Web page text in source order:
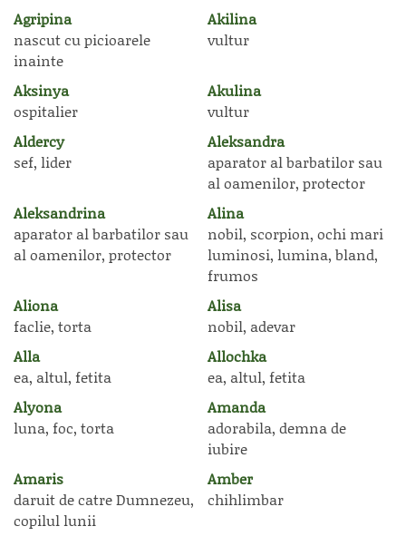
Agripina
nascut cu picioarele
inainte
Akilina
vultur
Aksinya
ospitalier
Akulina
vultur
Aldercy
sef, lider
Aleksandra
aparator al barbatilor sau
al oamenilor, protector
Aleksandrina
aparator al barbatilor sau
al oamenilor, protector
Alina
nobil, scorpion, ochi mari
luminosi, lumina, bland,
frumos
Aliona
faclie, torta
Alisa
nobil, adevar
Alla
ea, altul, fetita
Allochka
ea, altul, fetita
Alyona
luna, foc, torta
Amanda
adorabila, demna de
iubire
Amaris
daruit de catre Dumnezeu,
copilul lunii
Amber
chihlimbar